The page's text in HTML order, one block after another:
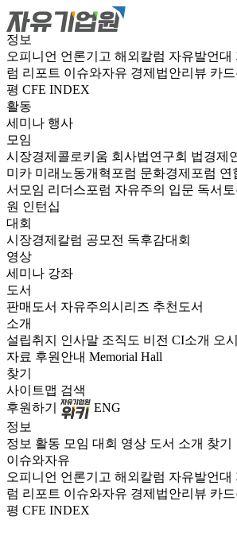
정보
오피니언 언론기고 해외칼럼 자유발언대
럼 리포트 이슈와자유 경제법안리뷰 카
평 CFE INDEX
활동
세미나 행사
모임
시장경제콜로키움 회사법연구회 법경제
미카 미래노동개혁포럼 문화경제포럼 연
서모임 리더스포럼 자유주의 입문 독서
원 인턴십
대회
시장경제칼럼 공모전 독후감대회
영상
세미나 강좌
도서
판매도서 자유주의시리즈 추천도서
소개
설립취지 인사말 조직도 비전 CI소개 오
자료 후원안내 Memorial Hall
찾기
사이트맵 검색
후원하기
ENG
정보
정보 활동 모임 대회 영상 도서 소개 찾기
이슈와자유
오피니언 언론기고 해외칼럼 자유발언대
럼 리포트 이슈와자유 경제법안리뷰 카
평 CFE INDEX